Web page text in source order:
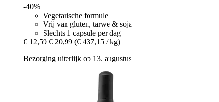
-40%
Vegetarische formule
Vrij van gluten, tarwe & soja
Slechts 1 capsule per dag
€ 12,59 € 20,99 (€ 437,15 / kg)
Bezorging uiterlijk op 13. augustus